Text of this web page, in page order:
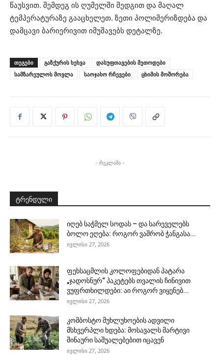
წაუსვით. შემდეგ ის ღუმელში შედგით და მაღალ
ტემპერატურაზე გააცხელეთ. ზეთი პოლიმერიზდება და
დამცავი ბარიერივით იმუშავებს დეტალზე.
ᲗᲔᲒᲔᲑᲘ გაზქურის ხეხვა
დასუფთავების მეთოდები
სამზარეულოს მოვლა
საოჯახო რჩევები ცხიმის მოშორება
- რეკლამა -
ტრენდული
იღებ საჭმელ სოდას – და სარეველებს
ბოლო ეღება: როგორ ვაშრობ ჭანგასა...
ივლისი 27, 2026
ფეხსაცმლის კოლოფებიდან პატარა
„ჯადოსნურ“ პაკეტებს თვალის ჩინივით
ვუფრთხილდები: აი როგორ ვიყენებ...
ივლისი 27, 2026
კომბოსტო მუხლუხოების ადვილი
მსხვერპლი ხდება: მოსავალს მარტივი
შინაური საშუალებებით იცავენ
ივლისი 27, 2026